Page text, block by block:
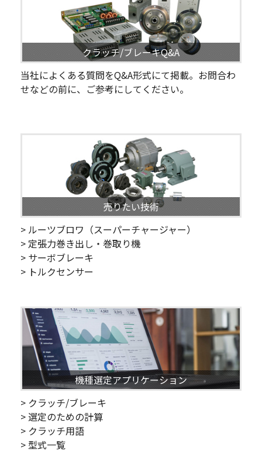
クラッチ/ブレーキQ&A
当社によくある質問をQ&A形式にて掲載。お問合わ
せなどの前に、ご参考にしてください。
売りたい技術
> ルーツブロワ（スーパーチャージャー）
> 定張力巻き出し・巻取り機
> サーボブレーキ
> トルクセンサー
機種選定アプリケーション
> クラッチ/ブレーキ
> 選定のための計算
> クラッチ用語
> 型式一覧